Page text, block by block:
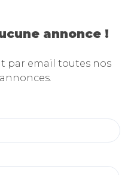
annonce !
par email toutes nos